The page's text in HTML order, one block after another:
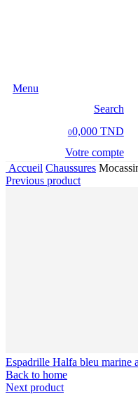
Menu
Search
00,000 TND
Votre compte
Accueil Chaussures
Previous product
Espadrille Halfa bleu marine
Back to home
Next product